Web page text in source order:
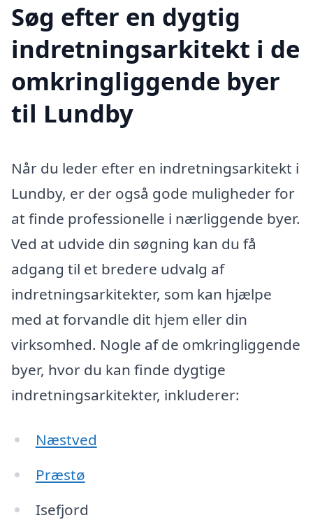
Søg efter en dygtig
indretningsarkitekt i de
omkringliggende byer
til Lundby
Når du leder efter en indretningsarkitekt i
Lundby, er der også gode muligheder for
at finde professionelle i nærliggende byer.
Ved at udvide din søgning kan du få
adgang til et bredere udvalg af
indretningsarkitekter, som kan hjælpe
med at forvandle dit hjem eller din
virksomhed. Nogle af de omkringliggende
byer, hvor du kan finde dygtige
indretningsarkitekter, inkluderer:
Næstved
Præstø
Isefjord